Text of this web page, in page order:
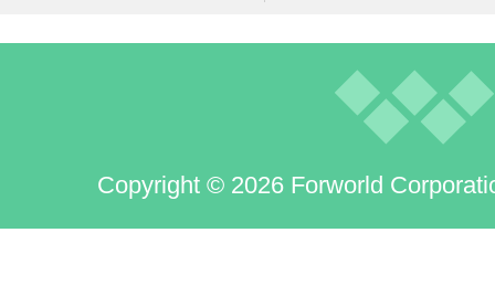
Copyright © 2026 Forworld